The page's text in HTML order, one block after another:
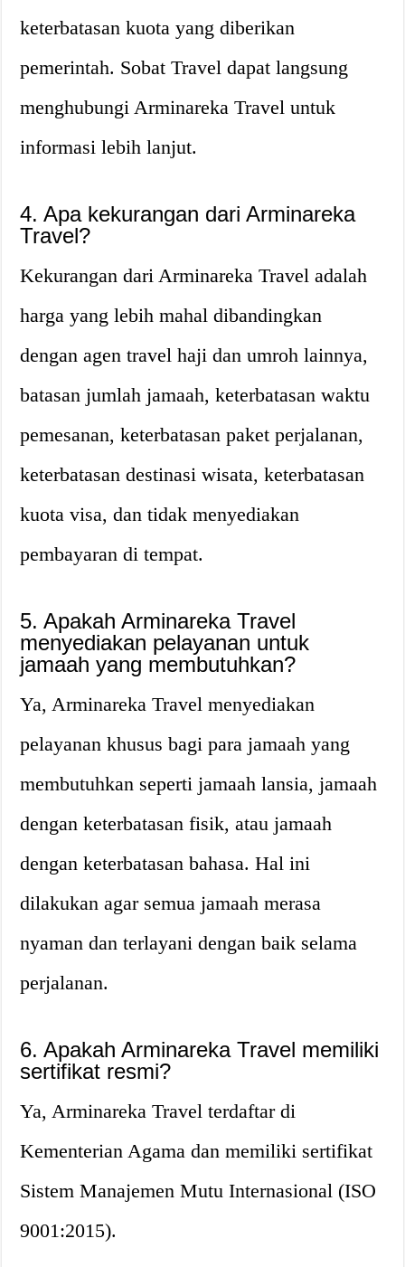
keterbatasan kuota yang diberikan
pemerintah. Sobat Travel dapat langsung
menghubungi Arminareka Travel untuk
informasi lebih lanjut.
4. Apa kekurangan dari Arminareka
Travel?
Kekurangan dari Arminareka Travel adalah
harga yang lebih mahal dibandingkan
dengan agen travel haji dan umroh lainnya,
batasan jumlah jamaah, keterbatasan waktu
pemesanan, keterbatasan paket perjalanan,
keterbatasan destinasi wisata, keterbatasan
kuota visa, dan tidak menyediakan
pembayaran di tempat.
5. Apakah Arminareka Travel
menyediakan pelayanan untuk
jamaah yang membutuhkan?
Ya, Arminareka Travel menyediakan
pelayanan khusus bagi para jamaah yang
membutuhkan seperti jamaah lansia, jamaah
dengan keterbatasan fisik, atau jamaah
dengan keterbatasan bahasa. Hal ini
dilakukan agar semua jamaah merasa
nyaman dan terlayani dengan baik selama
perjalanan.
6. Apakah Arminareka Travel memiliki
sertifikat resmi?
Ya, Arminareka Travel terdaftar di
Kementerian Agama dan memiliki sertifikat
Sistem Manajemen Mutu Internasional (ISO
9001:2015).